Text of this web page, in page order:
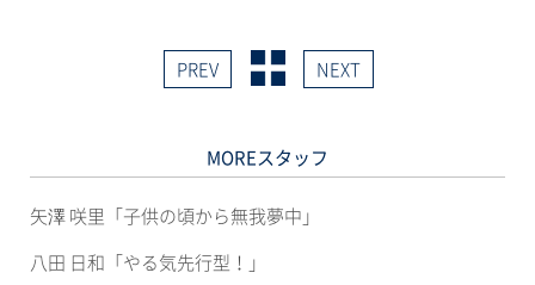
k
共
に
は
ク
ッ
ク
て
く
で
共
有
ウ
ィ
ン
ウ
で
PREV NEXT
MOREスタッフ
矢澤 咲里「子供の頃から無我夢中」
八田 日和「やる気先行型！」